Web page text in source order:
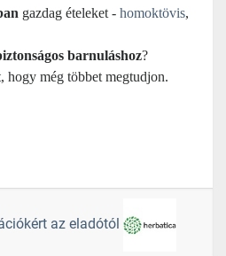
gazdag ételeket - homoktövis,
barnuláshoz?
hogy még többet megtudjon.
az eladótól